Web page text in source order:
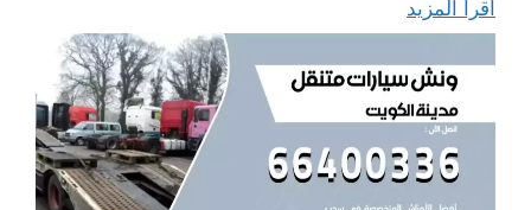
اقرأ المزيد